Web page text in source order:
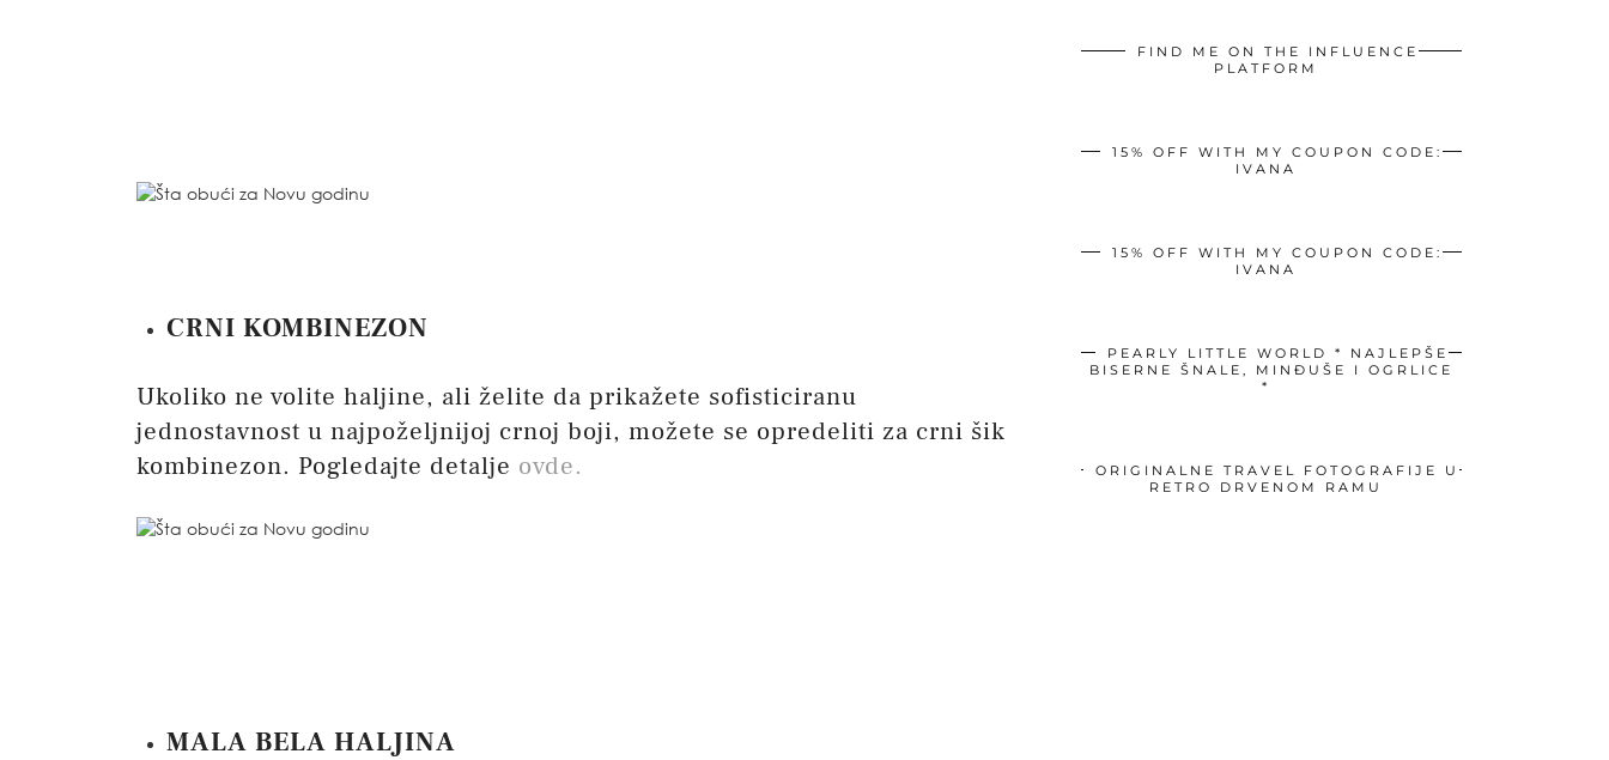
CRNI KOMBINEZON
Ukoliko ne volite haljine, ali želite da prikažete sofisticiranu
jednostavnost u najpoželjnijoj crnoj boji, možete se opredeliti za crni šik
kombinezon. Pogledajte detalje ovde.
MALA BELA HALJINA
FIND ME ON THE INFLUENCE
PLATFORM
15% OFF WITH MY COUPON CODE:
IVANA
15% OFF WITH MY COUPON CODE:
IVANA
PEARLY LITTLE WORLD * NAJLEPŠE
BISERNE ŠNALE, MINĐUŠE I OGRLICE
*
ORIGINALNE TRAVEL FOTOGRAFIJE U
RETRO DRVENOM RAMU